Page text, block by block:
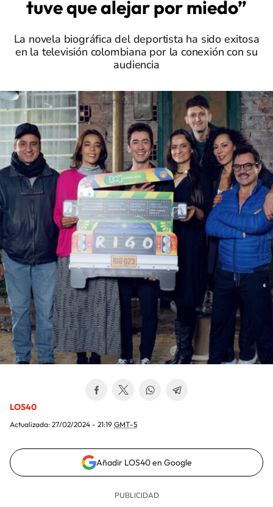
tuve que alejar por miedo”
La novela biográfica del deportista ha sido exitosa
en la televisión colombiana por la conexión con su
audiencia
LOS40
Actualizada: 27/02/2024 - 21:19 GMT-5
Añadir LOS40 en Google